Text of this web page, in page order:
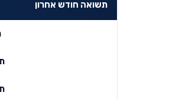
תשואה חודש אחרון